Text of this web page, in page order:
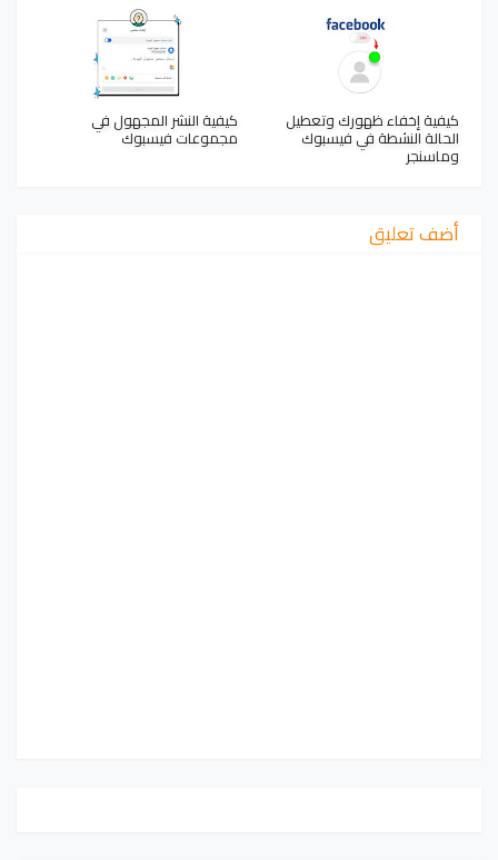
كيفية إخفاء ظهورك وتعطيل
الحالة النشطة في فيسبوك
وماسنجر
كيفية النشر المجهول في
مجموعات فيسبوك
أضف تعليق